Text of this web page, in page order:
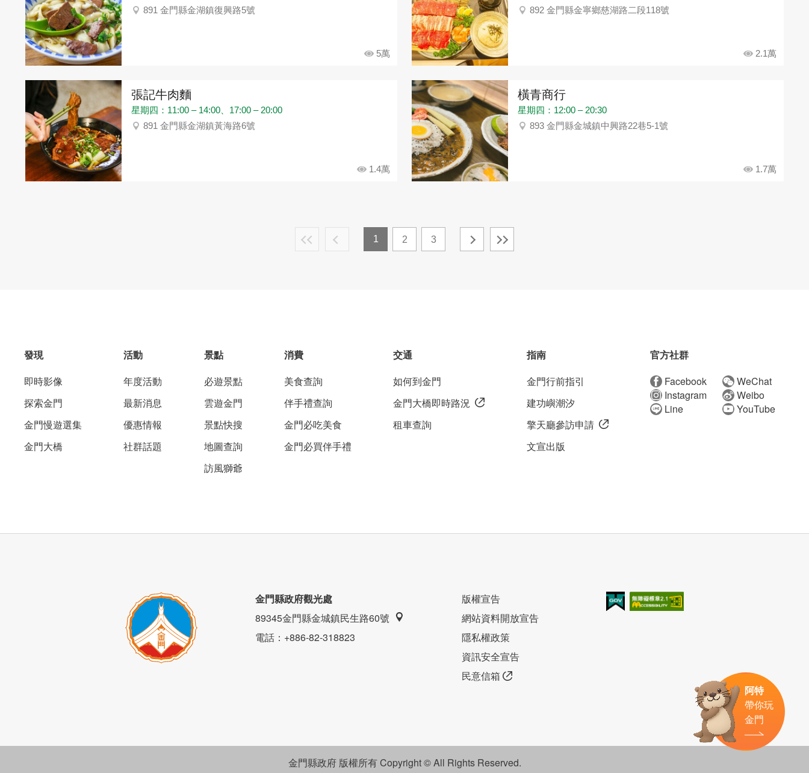
891 金門縣金湖鎮復興路5號
5萬
892 金門縣金寧鄉慈湖路二段118號
2.1萬
張記牛肉麵
星期四：11:00 – 14:00、17:00 – 20:00
891 金門縣金湖鎮黃海路6號
1.4萬
橫青商行
星期四：12:00 – 20:30
893 金門縣金城鎮中興路22巷5-1號
1.7萬
1 2 3
阿特
帶你玩
金門
發現
即時影像
探索金門
金門慢遊選集
金門大橋
活動
年度活動
最新消息
優惠情報
社群話題
景點
必遊景點
雲遊金門
景點快搜
地圖查詢
訪風獅爺
消費
美食查詢
伴手禮查詢
金門必吃美食
金門必買伴手禮
交通
如何到金門
金門大橋即時路況
租車查詢
指南
金門行前指引
建功嶼潮汐
擎天廳參訪申請
文宣出版
官方社群
Facebook
WeChat
Instagram
Weibo
Line
YouTube
金門縣政府觀光處
89345金門縣金城鎮民生路60號
電話：+886-82-318823
版權宣告
網站資料開放宣告
隱私權政策
資訊安全宣告
民意信箱
金門縣政府 版權所有 Copyright © All Rights Reserved.